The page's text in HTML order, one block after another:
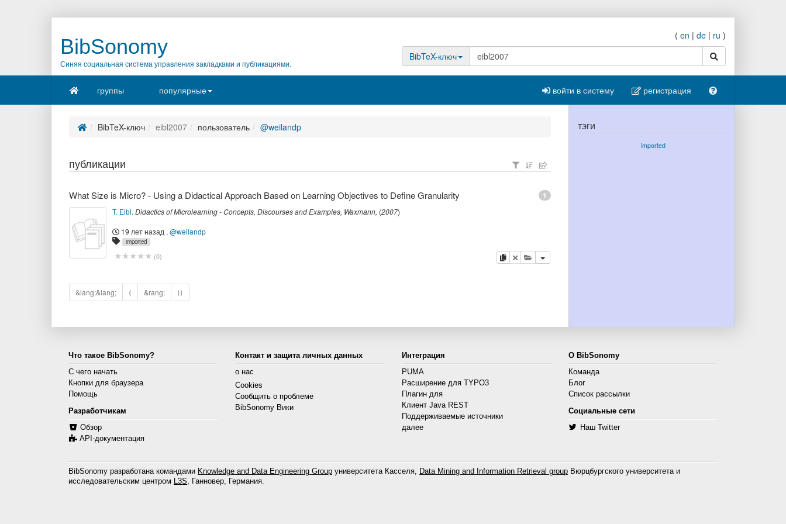
BibSonomy
Синяя социальная система управления закладками и публикациями.
( en | de | ru )
BibTeX-ключ
поиск
группы популярные войти в систему регистрация
BibTeX-ключ eibl2007 пользователь @weilandp
публикации
1
What Size is Micro? - Using a Didactical Approach Based on Learning Objectives to Define Granularity
T. Eibl. Didactics of Microlearning - Concepts, Discourses and Examples, Waxmann, (2007)
19 лет назад , @weilandp
imported
(0) копировать
удалитьдобавить публикацию в буфер
&lang;&lang; ⟨ &rang; ⟩⟩
тэги
imported
Что такое BibSonomy?
С чего начать
Кнопки для браузера
Помощь
Разработчикам
Обзор
API-документация
Контакт и защита личных данных
о нас
Cookies
Сообщить о проблеме
BibSonomy Вики
Интеграция
PUMA
Расширение для TYPO3
Плагин для
Клиент Java REST
Поддерживаемые источники
далее
О BibSonomy
Команда
Блог
Список рассылки
Социальные сети
Наш Twitter
BibSonomy разработана командами Knowledge and Data Engineering Group университета Касселя, Data Mining and Information Retrieval group Вюрцбургского университета и
исследовательским центром L3S, Ганновер, Германия.